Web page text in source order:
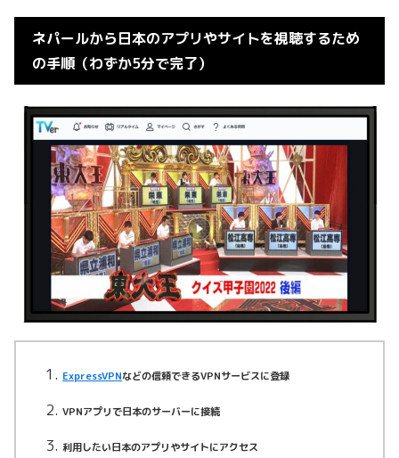
ネパールから日本のアプリやサイトを視聴するため
の手順（わずか5分で完了）
ExpressVPNなどの信頼できるVPNサービスに登録
VPNアプリで日本のサーバーに接続
利用したい日本のアプリやサイトにアクセス